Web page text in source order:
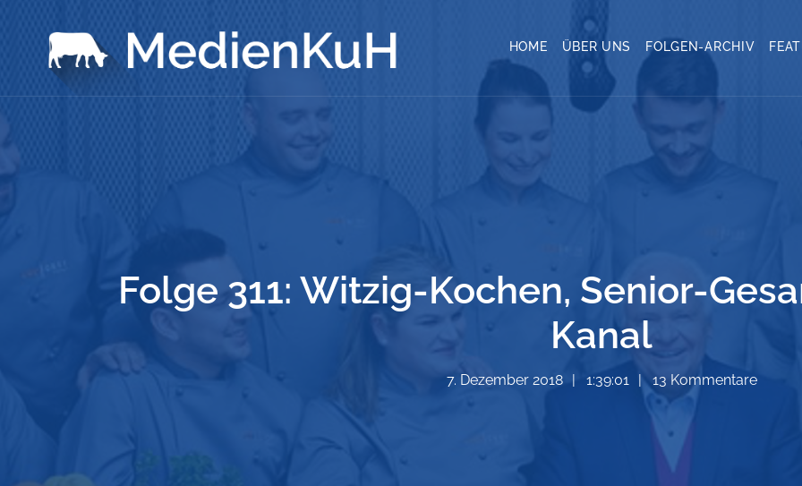
HOME ÜBER UNS FOLGEN-ARCHIV
Folge 311: Witzig-Kochen, Senior-
Kanal
7. Dezember 2018 1:39:01 13 Kommentare